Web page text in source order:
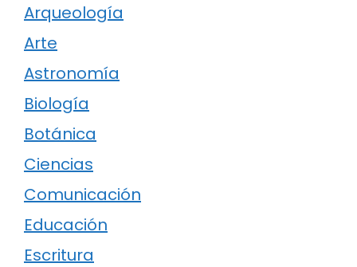
Arqueología
Arte
Astronomía
Biología
Botánica
Ciencias
Comunicación
Educación
Escritura